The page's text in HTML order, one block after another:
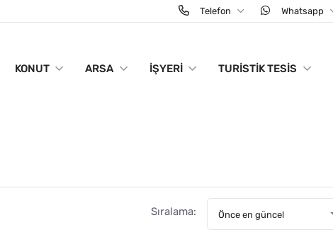
Telefon Whatsapp
KONUT ARSA İŞYERI TURISTIK TESIS
Sıralama: Önce en güncel